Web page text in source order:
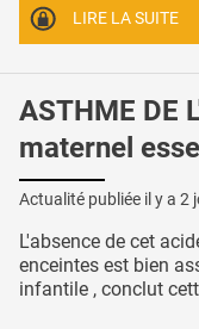
LIRE LA SUITE
ASTHME DE
maternel
Actualité publiée il y a 2
L'absence de cet
enceintes est bien
infantile , conclut